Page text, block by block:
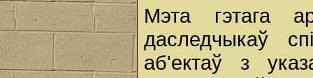
Мэта гэтага
даследчыкаў
аб'ектаў з